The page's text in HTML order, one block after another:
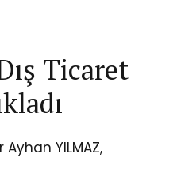
Ticaret
Ayhan YILMAZ,